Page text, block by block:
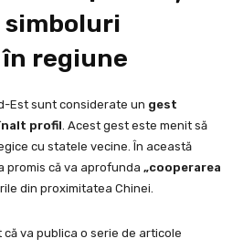
simboluri
regiune
Est sunt considerate un gest
profil. Acest gest este menit să
cu statele vecine. În această
promis că va aprofunda „cooperarea
din proximitatea Chinei.
va publica o serie de articole